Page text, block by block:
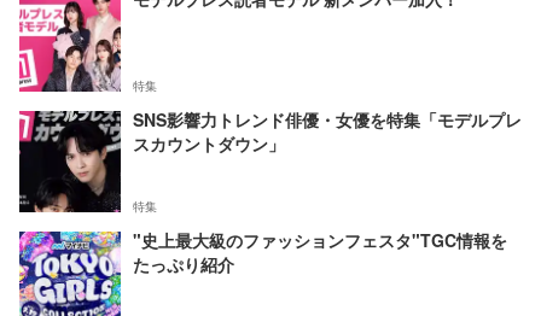
特集
SNS影響力トレンド俳優・女優を特集「モデルプレ
スカウントダウン」
特集
"史上最大級のファッションフェスタ"TGC情報を
たっぷり紹介